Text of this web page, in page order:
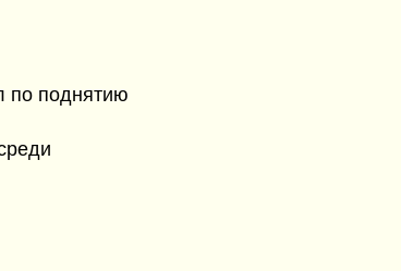
по поднятию